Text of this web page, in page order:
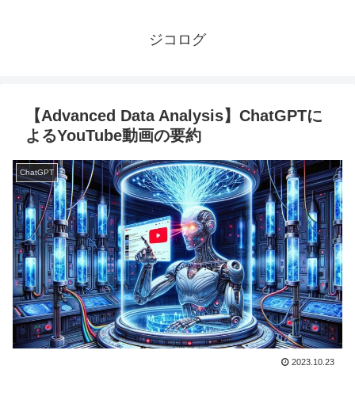
ジコログ
【Advanced Data Analysis】ChatGPTに
よるYouTube動画の要約
ChatGPT
2023.10.23